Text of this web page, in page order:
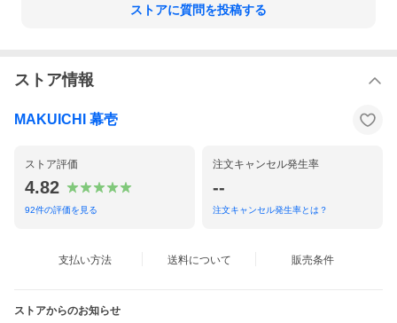
ストアに質問を投稿する
ストア情報
MAKUICHI 幕壱
ストア評価
4.82
92件の評価を見る
注文キャンセル発生率
--
注文キャンセル発生率とは？
支払い方法 送料について 販売条件
ストアからのお知らせ